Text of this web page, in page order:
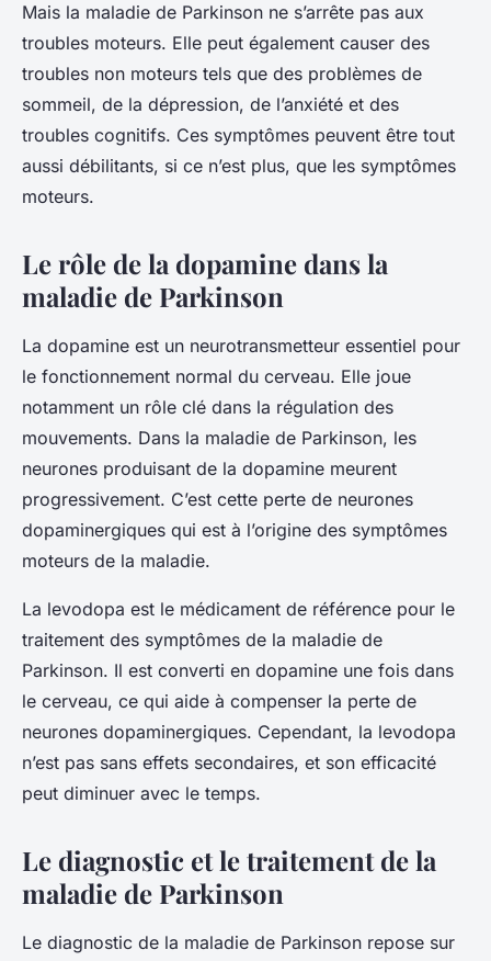
Mais la maladie de Parkinson ne s’arrête pas aux
troubles moteurs. Elle peut également causer des
troubles non moteurs tels que des problèmes de
sommeil, de la dépression, de l’anxiété et des
troubles cognitifs. Ces symptômes peuvent être tout
aussi débilitants, si ce n’est plus, que les symptômes
moteurs.
Le rôle de la dopamine dans la
maladie de Parkinson
La dopamine est un neurotransmetteur essentiel pour
le fonctionnement normal du cerveau. Elle joue
notamment un rôle clé dans la régulation des
mouvements. Dans la maladie de Parkinson, les
neurones produisant de la dopamine meurent
progressivement. C’est cette perte de neurones
dopaminergiques qui est à l’origine des symptômes
moteurs de la maladie.
La levodopa est le médicament de référence pour le
traitement des symptômes de la maladie de
Parkinson. Il est converti en dopamine une fois dans
le cerveau, ce qui aide à compenser la perte de
neurones dopaminergiques. Cependant, la levodopa
n’est pas sans effets secondaires, et son efficacité
peut diminuer avec le temps.
Le diagnostic et le traitement de la
maladie de Parkinson
Le diagnostic de la maladie de Parkinson repose sur